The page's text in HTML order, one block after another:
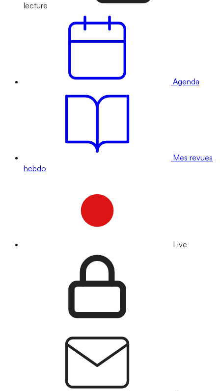
lecture
Agenda
Mes revues
hebdo
Live